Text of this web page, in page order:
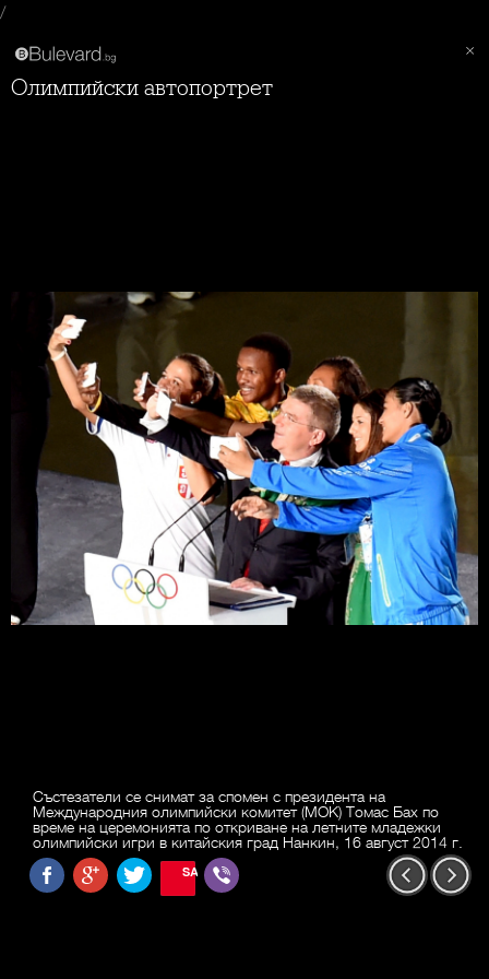
/
Олимпийски автопортрет
Състезатели се снимат за спомен с президента на
Международния олимпийски комитет (МОК) Томас Бах по
време на церемонията по откриване на летните младежки
олимпийски игри в китайския град Нанкин, 16 август 2014 г.
SAVE